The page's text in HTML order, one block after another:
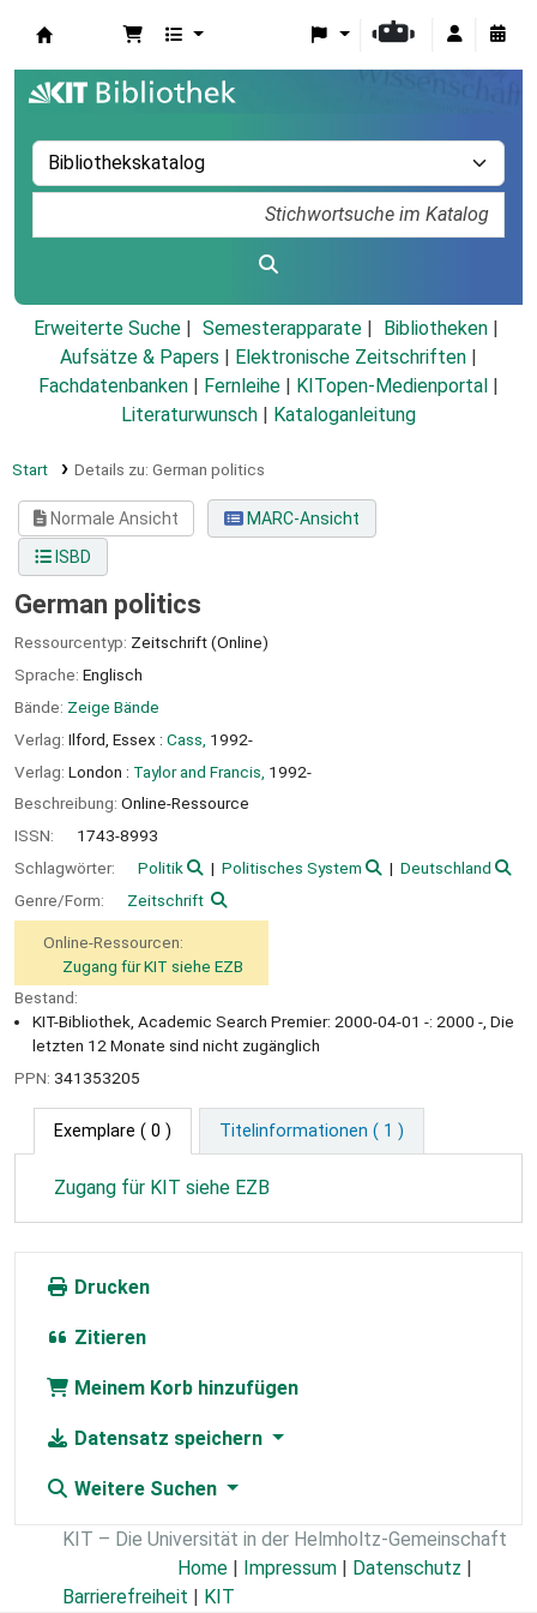
Erweiterte Suche Semesterapparate
Bibliotheken
Aufsätze & Papers
Elektronische Zeitschriften
Fachdatenbanken
Fernleihe KITopen-Medienportal
Literaturwunsch
Kataloganleitung
Start Details zu: German politics
Normale Ansicht
MARC-Ansicht
ISBD
German politics
Ressourcentyp: Zeitschrift (Online)
Sprache: Englisch
Bände: Zeige Bände
Verlag: Ilford, Essex : Cass, 1992-
Verlag: London : Taylor and Francis, 1992-
Beschreibung: Online-Ressource
ISSN:
1743-8993
Schlagwörter:
Politik Politisches System
Deutschland
Genre/Form:
Zeitschrift
Online-Ressourcen:
Zugang für KIT siehe EZB
Bestand:
KIT-Bibliothek, Academic Search Premier: 2000-04-01 -: 2000 -, Die
letzten 12 Monate sind nicht zugänglich
PPN: 341353205
Exemplare ( 0 ) Titelinformationen ( 1 )
Zugang für KIT siehe EZB
Drucken
Zitieren
Meinem Korb hinzufügen
Datensatz speichern
Weitere Suchen
KIT – Die Universität in der Helmholtz-Gemeinschaft
Home | Impressum | Datenschutz |
Barrierefreiheit | KIT